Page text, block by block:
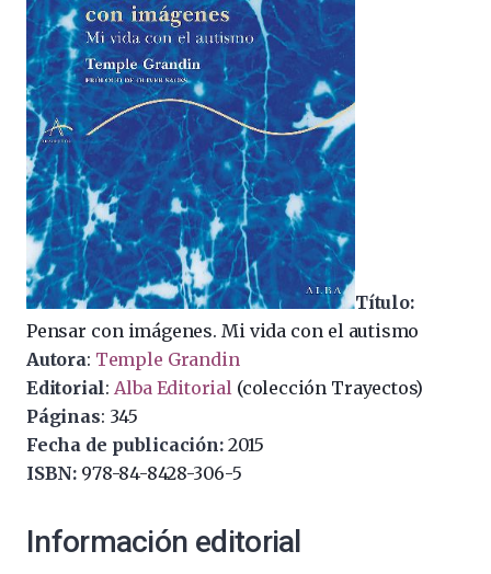
Título:
Pensar con imágenes. Mi vida con el autismo
Autora: Temple Grandin
Editorial:Alba Editorial(colección Trayectos)
Páginas: 345
Fecha de publicación:2015
ISBN: 978-84-8428-306-5
Información editorial